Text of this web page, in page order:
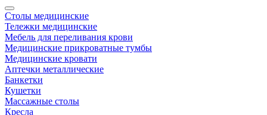
Столы медицинские
Тележки медицинские
Мебель для переливания крови
Медицинские прикроватные тумбы
Медицинские кровати
Аптечки металлические
Банкетки
Кушетки
Массажные столы
Кресла